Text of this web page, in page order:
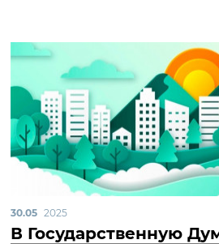
30.05 2025
В Государственную